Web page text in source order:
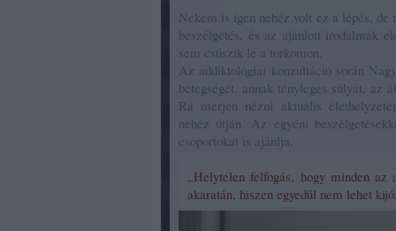
Nekem is igen nehéz volt ez a lépés,
beszélgetés, és az ajánlott irodalmak
sem csúszik le a torkomon.
Az addiktológiai konzultáció során
betegségét, annak tényleges súlyát,
Rá merjen nézni aktuális
nehéz útján. Az egyéni
csoportokat is ajánlja.
„Helytelen felfogás, hogy minden
akaratán, hiszen egyedül nem lehet